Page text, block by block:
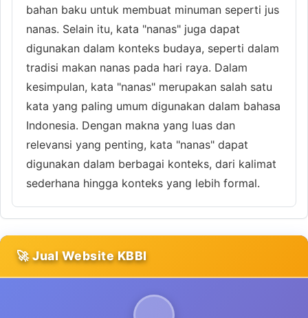
bahan baku untuk membuat minuman seperti jus
nanas. Selain itu, kata "nanas" juga dapat
digunakan dalam konteks budaya, seperti dalam
tradisi makan nanas pada hari raya. Dalam
kesimpulan, kata "nanas" merupakan salah satu
kata yang paling umum digunakan dalam bahasa
Indonesia. Dengan makna yang luas dan
relevansi yang penting, kata "nanas" dapat
digunakan dalam berbagai konteks, dari kalimat
sederhana hingga konteks yang lebih formal.
🚀 Jual Website KBBI